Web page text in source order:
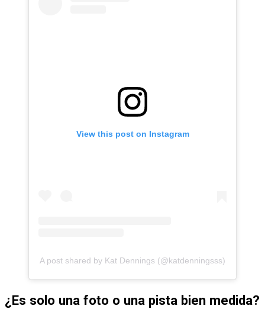
View this post on Instagram
A post shared by Kat Dennings (@katdenningsss)
¿Es solo una foto o una pista bien medida?